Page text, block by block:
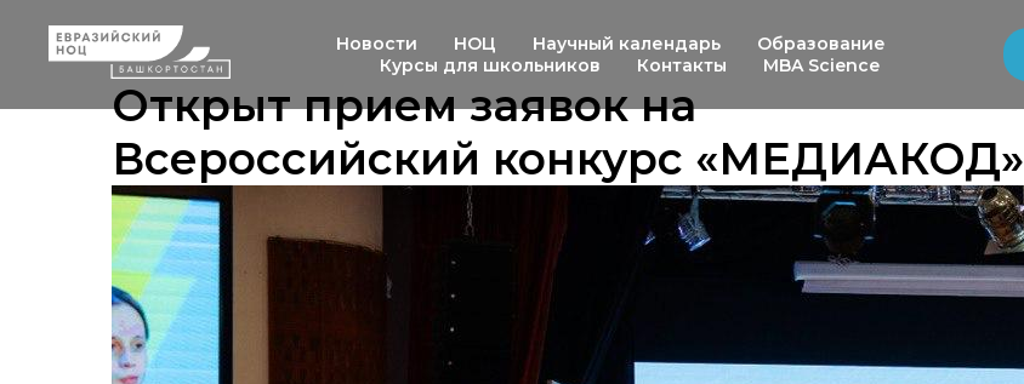
Новости НОЦ Научный календарь
Образование
Курсы для школьников
Контакты MBA Science
Открыт прием заявок на
Всероссийский конкурс «МЕДИАКОД»